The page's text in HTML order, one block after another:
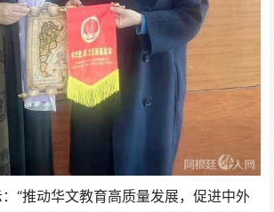
“推动华文教育高质量发展，促进中外